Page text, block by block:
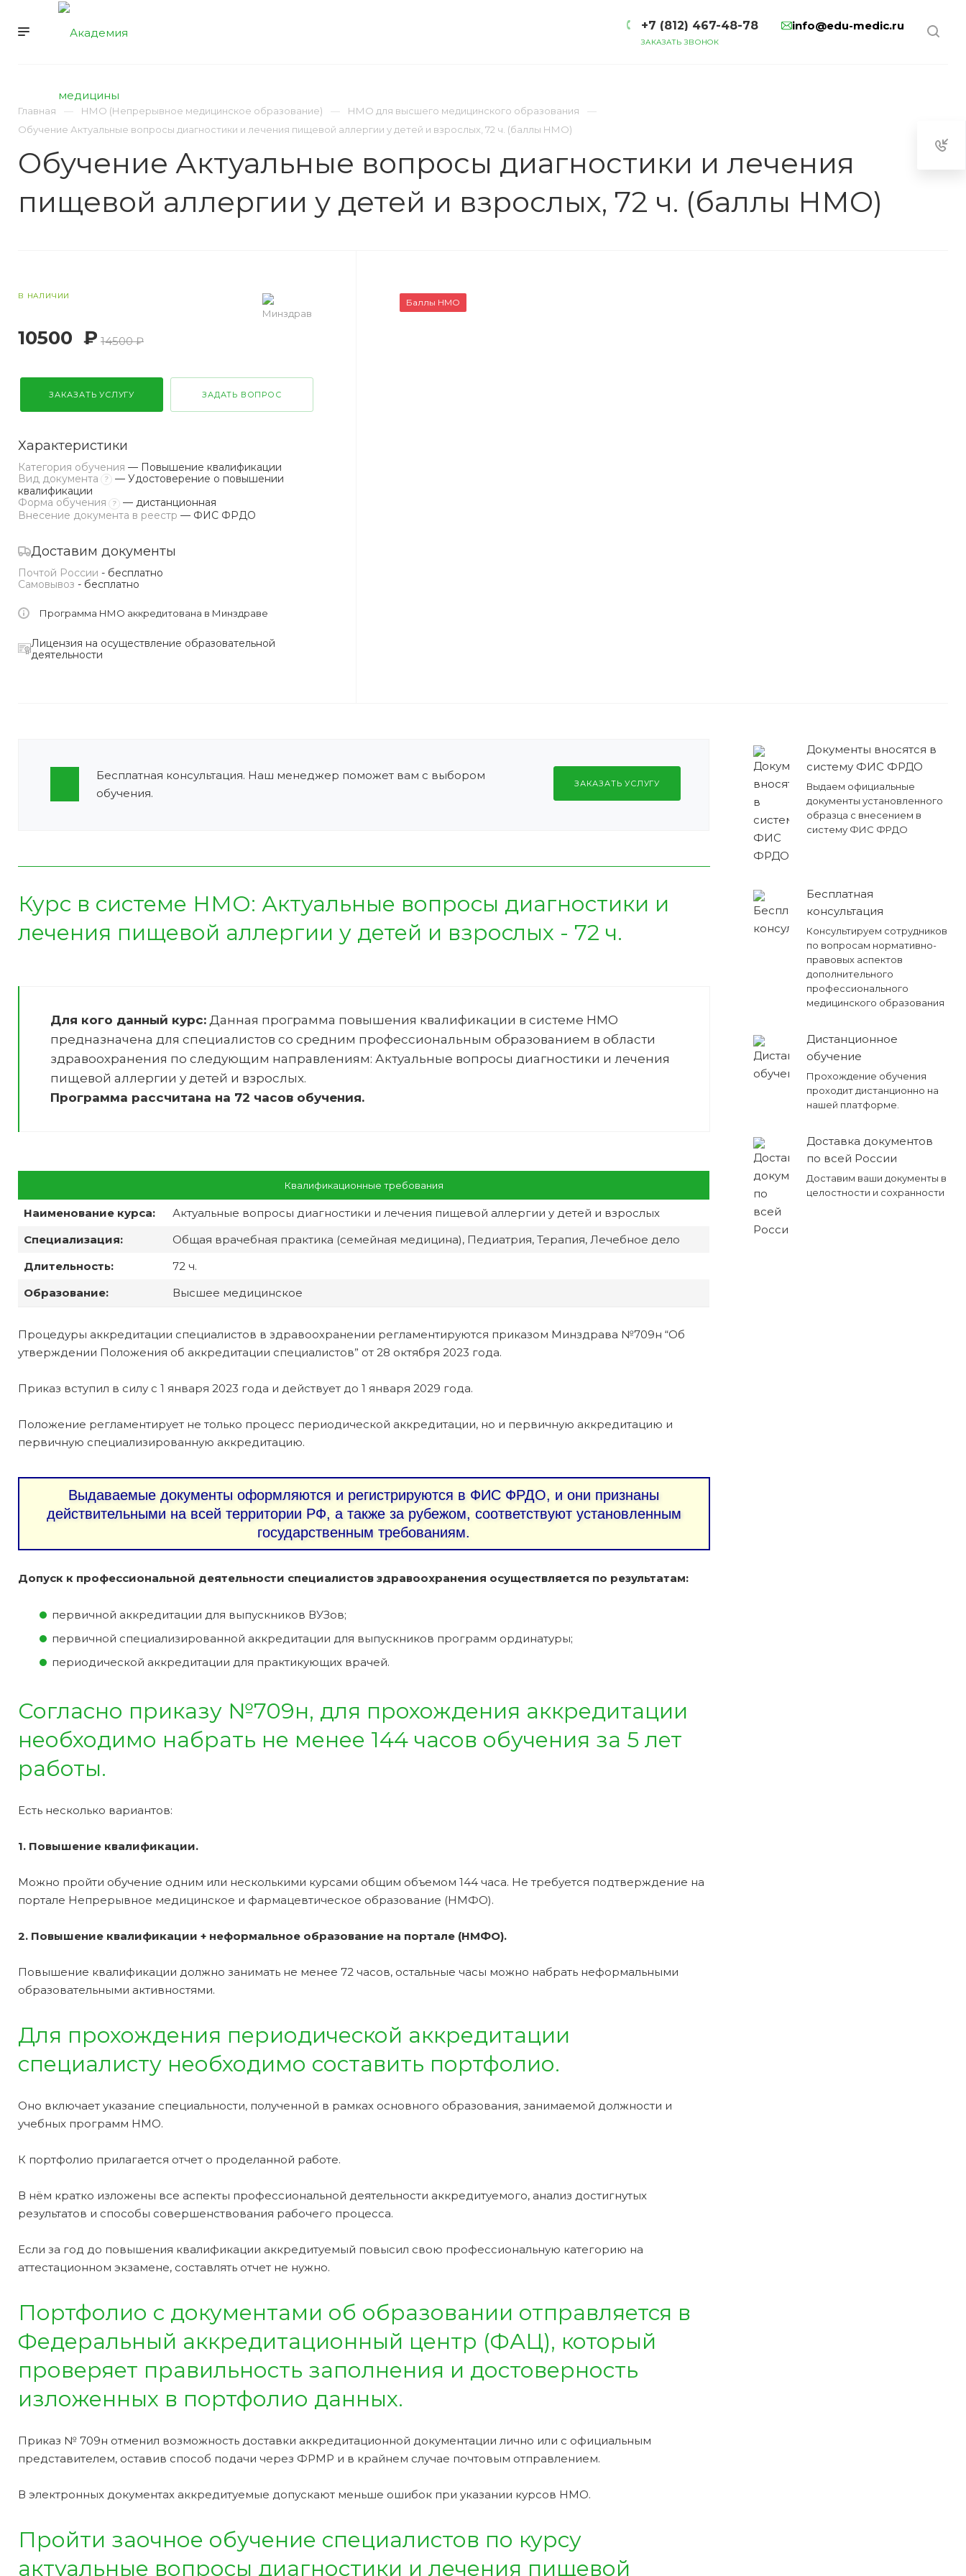
+7 (812) 467-48-78
ЗАКАЗАТЬ ЗВОНОК
info@edu-medic.ru
Главная НМО (Непрерывное медицинское образование)
НМО для высшего медицинского образования
Обучение Актуальные вопросы диагностики и лечения пищевой аллергии у детей и взрослых, 72 ч. (баллы НМО)
Обучение Актуальные вопросы диагностики и лечения
пищевой аллергии у детей и взрослых, 72 ч. (баллы НМО)
В НАЛИЧИИ
10500 ₽ 14500 ₽
ЗАКАЗАТЬ УСЛУГУ ЗАДАТЬ ВОПРОС
Характеристики
Категория обучения — Повышение квалификации
Вид документа
?
— Удостоверение о повышении
квалификации
Форма обучения
?
— дистанционная
Внесение документа в реестр — ФИС ФРДО
Доставим документы
Почтой России - бесплатно
Самовывоз - бесплатно
Программа НМО аккредитована в Минздраве
Лицензия на осуществление образовательной
деятельности
Баллы НМО
Документы вносятся в
систему ФИС ФРДО
Выдаем официальные
документы установленного
образца с внесением в
систему ФИС ФРДО
Бесплатная
консультация
Консультируем сотрудников
по вопросам нормативно-
правовых аспектов
дополнительного
профессионального
медицинского образования
Дистанционное
обучение
Прохождение обучения
проходит дистанционно на
нашей платформе.
Доставка документов
по всей России
Доставим ваши документы в
целостности и сохранности
Бесплатная консультация. Наш менеджер поможет вам с выбором
обучения.
ЗАКАЗАТЬ УСЛУГУ
Курс в системе НМО: Актуальные вопросы диагностики и
лечения пищевой аллергии у детей и взрослых - 72 ч.
Для кого данный курс: Данная программа повышения квалификации в системе НМО
предназначена для специалистов со средним профессиональным образованием в области
здравоохранения по следующим направлениям: Актуальные вопросы диагностики и лечения
пищевой аллергии у детей и взрослых.
Программа рассчитана на 72 часов обучения.
Квалификационные требования
Наименование курса:
Актуальные вопросы диагностики и лечения пищевой аллергии у детей и взрослых
Специализация:
Общая врачебная практика (семейная медицина), Педиатрия, Терапия, Лечебное дело
Длительность:
72 ч.
Образование:
Высшее медицинское
Процедуры аккредитации специалистов в здравоохранении регламентируются приказом Минздрава №709н “Об
утверждении Положения об аккредитации специалистов” от 28 октября 2023 года.
Приказ вступил в силу с 1 января 2023 года и действует до 1 января 2029 года.
Положение регламентирует не только процесс периодической аккредитации, но и первичную аккредитацию и
первичную специализированную аккредитацию.
Выдаваемые документы оформляются и регистрируются в ФИС ФРДО, и они признаны
действительными на всей территории РФ, а также за рубежом, соответствуют установленным
государственным требованиям.
Допуск к профессиональной деятельности специалистов здравоохранения осуществляется по результатам:
первичной аккредитации для выпускников ВУЗов;
первичной специализированной аккредитации для выпускников программ ординатуры;
периодической аккредитации для практикующих врачей.
Согласно приказу №709н, для прохождения аккредитации
необходимо набрать не менее 144 часов обучения за 5 лет
работы.
Есть несколько вариантов:
1. Повышение квалификации.
Можно пройти обучение одним или несколькими курсами общим объемом 144 часа. Не требуется подтверждение на
портале Непрерывное медицинское и фармацевтическое образование (НМФО).
2. Повышение квалификации + неформальное образование на портале (НМФО).
Повышение квалификации должно занимать не менее 72 часов, остальные часы можно набрать неформальными
образовательными активностями.
Для прохождения периодической аккредитации
специалисту необходимо составить портфолио.
Оно включает указание специальности, полученной в рамках основного образования, занимаемой должности и
учебных программ НМО.
К портфолио прилагается отчет о проделанной работе.
В нём кратко изложены все аспекты профессиональной деятельности аккредитуемого, анализ достигнутых
результатов и способы совершенствования рабочего процесса.
Если за год до повышения квалификации аккредитуемый повысил свою профессиональную категорию на
аттестационном экзамене, составлять отчет не нужно.
Портфолио с документами об образовании отправляется в
Федеральный аккредитационный центр (ФАЦ), который
проверяет правильность заполнения и достоверность
изложенных в портфолио данных.
Приказ № 709н отменил возможность доставки аккредитационной документации лично или с официальным
представителем, оставив способ подачи через ФРМР и в крайнем случае почтовым отправлением.
В электронных документах аккредитуемые допускают меньше ошибок при указании курсов НМО.
Пройти заочное обучение специалистов по курсу
актуальные вопросы диагностики и лечения пищевой